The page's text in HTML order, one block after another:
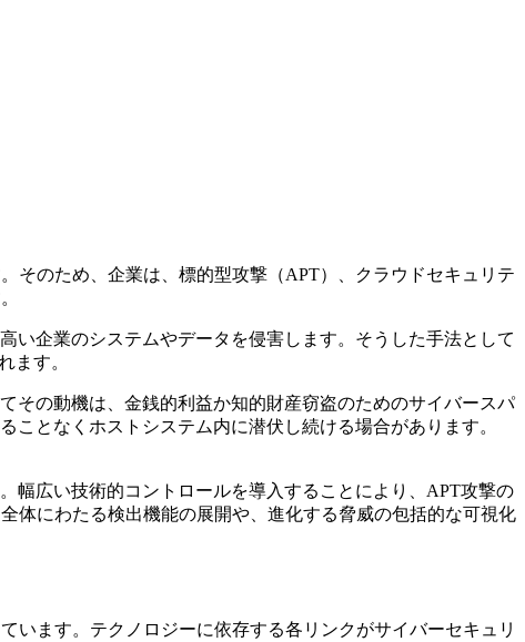
そのため、企業は、標的型攻撃（APT）、クラウドセキュリテ
い企業のシステムやデータを侵害します。そうした手法として
ます。
その動機は、金銭的利益か知的財産窃盗のためのサイバースパ
となくホストシステム内に潜伏し続ける場合があります。
幅広い技術的コントロールを導入することにより、APT攻撃の
体にわたる検出機能の展開や、進化する脅威の包括的な可視化
います。テクノロジーに依存する各リンクがサイバーセキュリ